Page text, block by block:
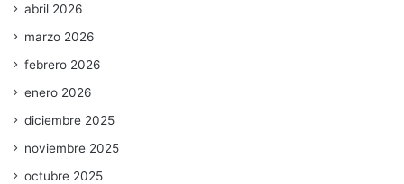
abril 2026
marzo 2026
febrero 2026
enero 2026
diciembre 2025
noviembre 2025
octubre 2025